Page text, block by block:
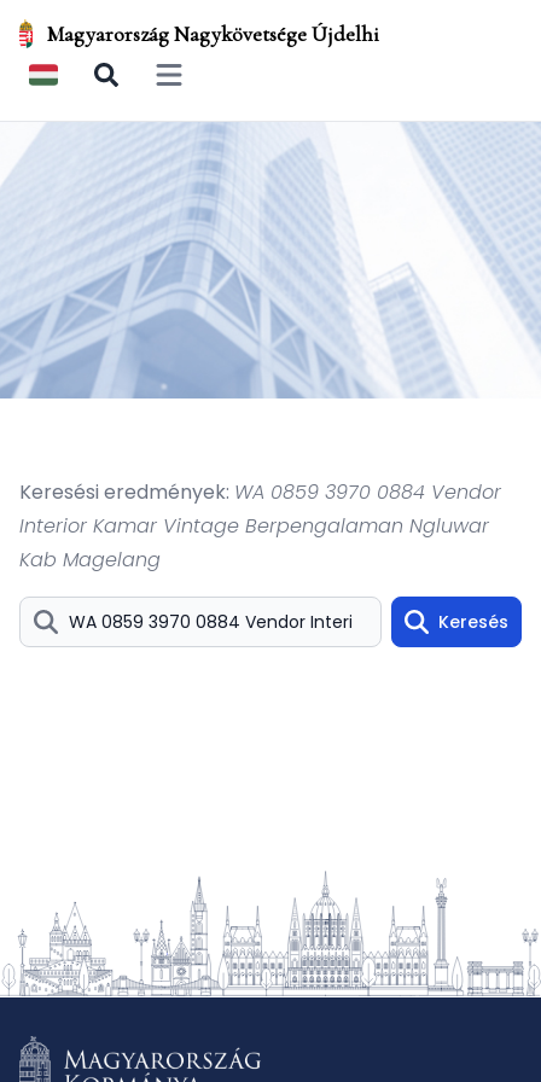
Magyarország Nagykövetsége Újdelhi
Open main menu
Search
Keresés
Keresési eredmények: WA 0859 3970 0884 Vendor
Interior Kamar Vintage Berpengalaman Ngluwar
Kab Magelang